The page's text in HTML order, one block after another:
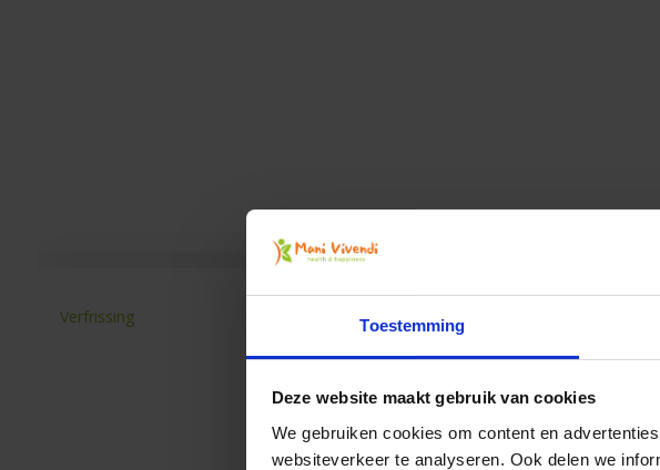
Toestemming
Deze website maakt gebruik van cookies
We gebruiken cookies om content en
websiteverkeer te analyseren. Ook delen we
Verfrissing